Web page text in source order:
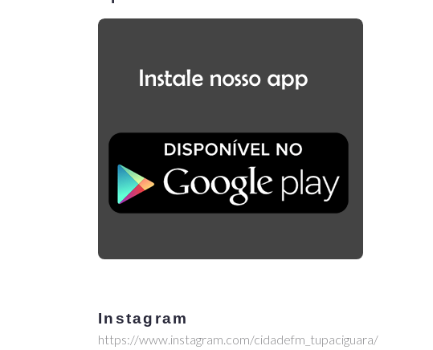
Instagram
https://www.instagram.com/cidadefm_tupaciguara/